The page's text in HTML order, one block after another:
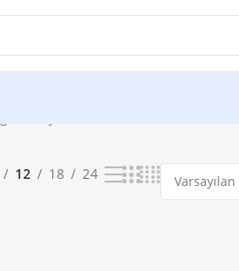
12 18 24